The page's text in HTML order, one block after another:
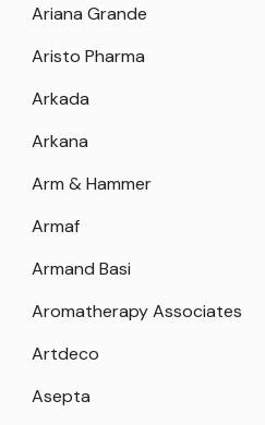
Ariana Grande
Aristo Pharma
Arkada
Arkana
Arm & Hammer
Armaf
Armand Basi
Aromatherapy Associates
Artdeco
Asepta